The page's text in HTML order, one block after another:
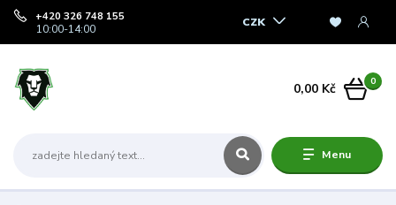
Menu
CZK
+420 326 748 155
10:00-14:00
0
0,00 Kč